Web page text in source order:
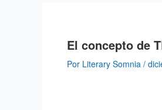
El concepto de
Por Literary Somnia /